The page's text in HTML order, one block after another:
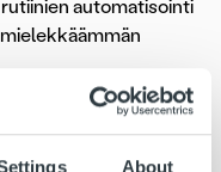
About
automatisointi
tietoturvaa, kun